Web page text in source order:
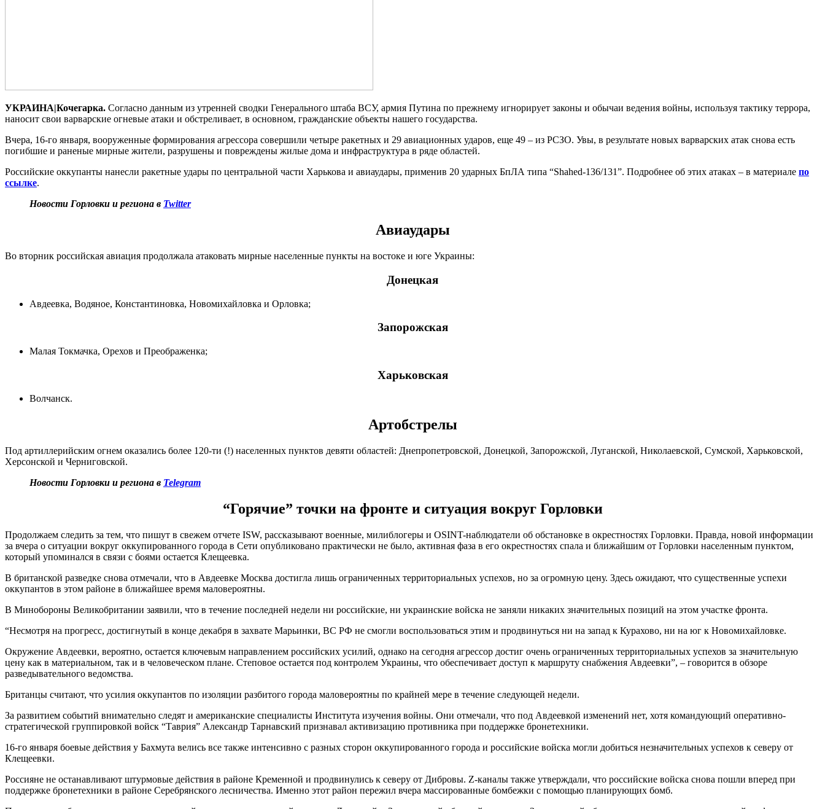
УКРАИНА|Кочегарка. Согласно данным из утренней сводки Генерального штаба ВСУ, армия Путина по прежнему игнорирует законы и обычаи ведения войны, используя тактику террора,
наносит свои варварские огневые атаки и обстреливает, в основном, гражданские объекты нашего государства.
Вчера, 16-го января, вооруженные формирования агрессора совершили четыре ракетных и 29 авиационных ударов, еще 49 – из РСЗО. Увы, в результате новых варварских атак снова есть
погибшие и раненые мирные жители, разрушены и повреждены жилые дома и инфраструктура в ряде областей.
Российские оккупанты нанесли ракетные удары по центральной части Харькова и авиаудары, применив 20 ударных БпЛА типа “Shahed-136/131”. Подробнее об этих атаках – в материале по
ссылке.
Новости Горловки и региона в Twitter
Авиаудары
Во вторник российская авиация продолжала атаковать мирные населенные пункты на востоке и юге Украины:
Донецкая
Авдеевка, Водяное, Константиновка, Новомихайловка и Орловка;
Запорожская
Малая Токмачка, Орехов и Преображенка;
Харьковская
Волчанск.
Артобстрелы
Под артиллерийским огнем оказались более 120-ти (!) населенных пунктов девяти областей: Днепропетровской, Донецкой, Запорожской, Луганской, Николаевской, Сумской, Харьковской,
Херсонской и Черниговской.
Новости Горловки и региона в Telegram
“Горячие” точки на фронте и ситуация вокруг Горловки
Продолжаем следить за тем, что пишут в свежем отчете ISW, рассказывают военные, милиблогеры и OSINT-наблюдатели об обстановке в окрестностях Горловки. Правда, новой информации
за вчера о ситуации вокруг оккупированного города в Сети опубликовано практически не было, активная фаза в его окрестностях спала и ближайшим от Горловки населенным пунктом,
который упоминался в связи с боями остается Клещеевка.
В британской разведке снова отмечали, что в Авдеевке Москва достигла лишь ограниченных территориальных успехов, но за огромную цену. Здесь ожидают, что существенные успехи
оккупантов в этом районе в ближайшее время маловероятны.
В Минобороны Великобритании заявили, что в течение последней недели ни российские, ни украинские войска не заняли никаких значительных позиций на этом участке фронта.
“Несмотря на прогресс, достигнутый в конце декабря в захвате Марьинки, ВС РФ не смогли воспользоваться этим и продвинуться ни на запад к Курахово, ни на юг к Новомихайловке.
Окружение Авдеевки, вероятно, остается ключевым направлением российских усилий, однако на сегодня агрессор достиг очень ограниченных территориальных успехов за значительную
цену как в материальном, так и в человеческом плане. Степовое остается под контролем Украины, что обеспечивает доступ к маршруту снабжения Авдеевки”, – говорится в обзоре
разведывательного ведомства.
Британцы считают, что усилия оккупантов по изоляции разбитого города маловероятны по крайней мере в течение следующей недели.
За развитием событий внимательно следят и американские специалисты Института изучения войны. Они отмечали, что под Авдеевкой изменений нет, хотя командующий оперативно-
стратегической группировкой войск “Таврия” Александр Тарнавский признавал активизацию противника при поддержке бронетехники.
16-го января боевые действия у Бахмута велись все также интенсивно с разных сторон оккупированного города и российские войска могли добиться незначительных успехов к северу от
Клещеевки.
Россияне не останавливают штурмовые действия в районе Кременной и продвинулись к северу от Дибровы. Z-каналы также утверждали, что российские войска снова пошли вперед при
поддержке бронетехники в районе Серебрянского лесничества. Именно этот район пережил вчера массированные бомбежки с помощью планирующих бомб.